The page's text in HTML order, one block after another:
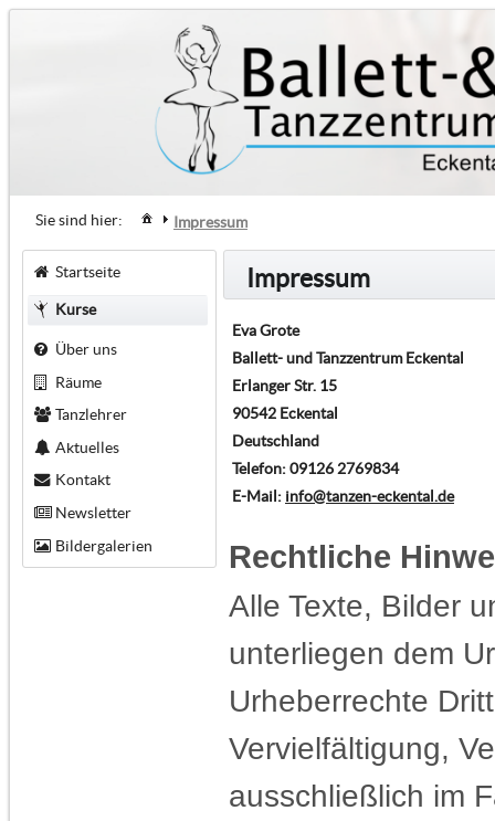
Sie sind hier: Impressum
Startseite
Kurse
Über uns
Räume
Tanzlehrer
Aktuelles
Kontakt
Newsletter
Bildergalerien
Impressum
Eva Grote
Ballett- und Tanzzentrum Eckental
Erlanger Str. 15
90542 Eckental
Deutschland
Telefon: 09126 2769834
E-Mail: info@tanzen-eckental.de
Rechtliche
Alle Texte, Bilder
unterliegen dem
Urheberrechte
Vervielfältigung,
ausschließlich im